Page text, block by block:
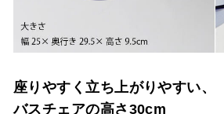
座りやすく立ち上がりやすい、
バスチェアの高さ30cm